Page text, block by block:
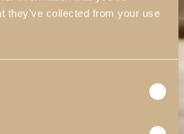
they’ve collected from your use